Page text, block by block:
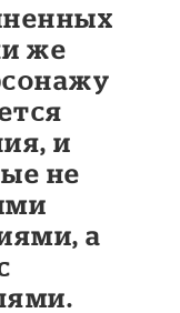
же
и
не
а